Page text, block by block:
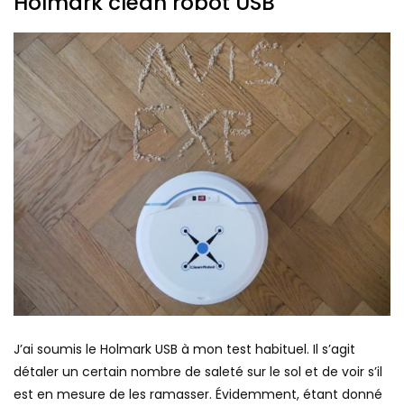
J’ai soumis le Holmark USB à mon test habituel. Il s’agit
détaler un certain nombre de saleté sur le sol et de voir s’il
est en mesure de les ramasser. Évidemment, étant donné